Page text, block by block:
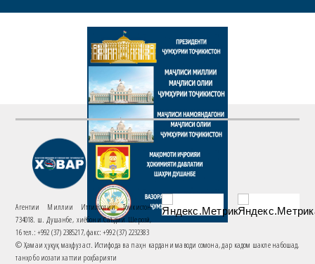
Агентии Миллии Иттилоотии Тоҷикистон
734018. ш. Душанбе, хиёбони Саъдии Шерозӣ,
16 тел.: +992 (37) 2385217, факс: +992 (37) 2232383
© Ҳамаи ҳуқуқ маҳфуз аст. Истифода ва паҳн кардани маводи сомона, дар кадом шакле набошад,
танҳо бо иҷозати хаттии роҳбарияти